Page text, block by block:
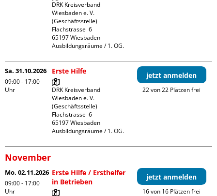
DRK Kreisverband
Wiesbaden e. V.
(Geschäftsstelle)
Flachstrasse  6
65197 Wiesbaden
Ausbildungsräume / 1. OG.
Sa. 31.10.2026
09:00 - 17:00
Uhr
Erste Hilfe
DRK Kreisverband
Wiesbaden e. V.
(Geschäftsstelle)
Flachstrasse  6
65197 Wiesbaden
Ausbildungsräume / 1. OG.
jetzt anmelden
22 von 22 Plätzen frei
November
Mo. 02.11.2026
09:00 - 17:00
Uhr
Erste Hilfe / Ersthelfer
in Betrieben
jetzt anmelden
16 von 16 Plätzen frei